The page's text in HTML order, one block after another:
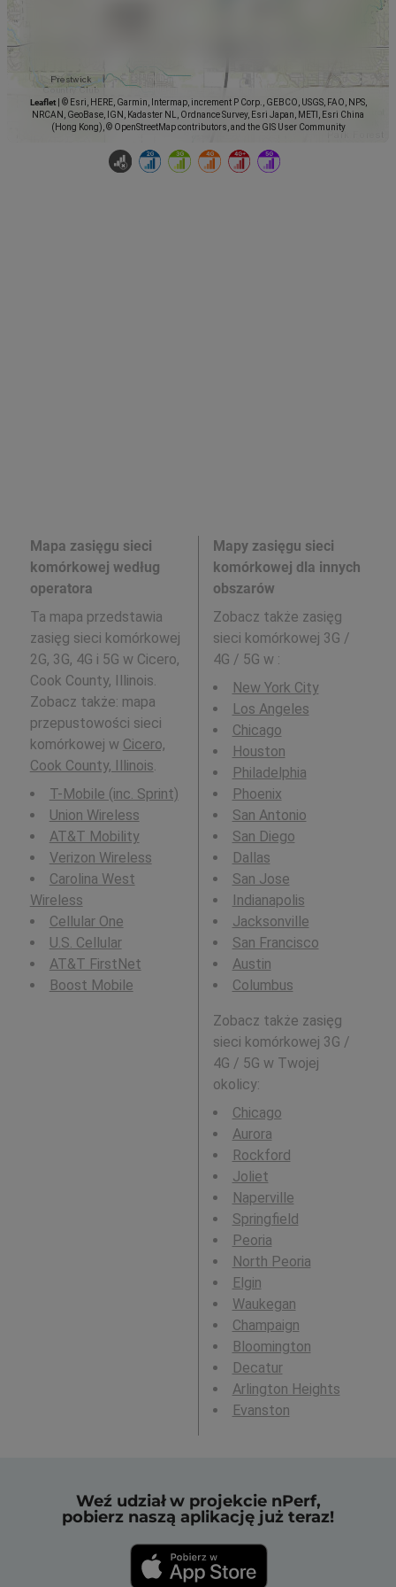
Leaflet
© Esri, HERE, Garmin, Intermap, increment P Corp., GEBCO, USGS, FAO, NPS,
NRCAN, GeoBase, IGN, Kadaster NL, Ordnance Survey, Esri Japan, METI, Esri China
(Hong Kong), © OpenStreetMap contributors, and the GIS User Community
Mapa zasięgu sieci
komórkowej według
operatora
Ta mapa przedstawia
zasięg sieci komórkowej
2G, 3G, 4G i 5G w Cicero,
Cook County, Illinois.
Zobacz także: mapa
przepustowości sieci
komórkowej w Cicero,
Cook County, Illinois
T-Mobile (inc. Sprint)
Union Wireless
AT&T Mobility
Verizon Wireless
Carolina West
Wireless
Cellular One
U.S. Cellular
AT&T FirstNet
Boost Mobile
Mapy zasięgu sieci
komórkowej dla innych
obszarów
Zobacz także zasięg
sieci komórkowej 3G /
4G / 5G w :
New York City
Los Angeles
Chicago
Houston
Philadelphia
Phoenix
San Antonio
San Diego
Dallas
San Jose
Indianapolis
Jacksonville
San Francisco
Austin
Columbus
Zobacz także zasięg
sieci komórkowej 3G /
4G / 5G w Twojej
okolicy:
Chicago
Aurora
Rockford
Joliet
Naperville
Springfield
Peoria
North Peoria
Elgin
Waukegan
Champaign
Bloomington
Decatur
Arlington Heights
Evanston
Weź udział w projekcie nPerf,
pobierz naszą aplikację już teraz!